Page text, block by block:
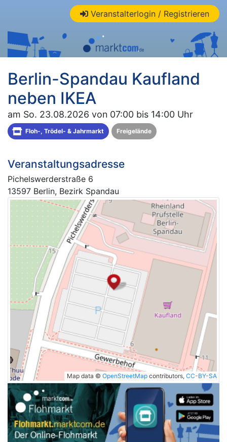
Veranstalterlogin / Registrieren
Berlin-Spandau Kaufland
neben IKEA
am So. 23.08.2026 von 07:00 bis 14:00 Uhr
Floh-, Trödel- & Jahrmarkt Freigelände
Veranstaltungsadresse
Pichelswerderstraße 6
13597 Berlin, Bezirk Spandau
Map data © OpenStreetMap contributors, CC-BY-SA